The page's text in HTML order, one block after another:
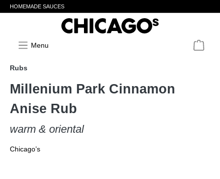
HOMEMADE SAUCES
Menu
Rubs
Millenium Park Cinnamon
Anise Rub
warm & oriental
Chicago’s